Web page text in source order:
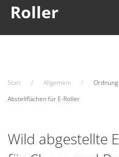
Roller
Start Allgemein
Abstellflächen für E-Roller
Wild abgestellte